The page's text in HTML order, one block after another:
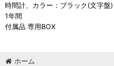
時間計、カラー：ブラック(文字盤
1年間
付属品 専用BOX
ホーム